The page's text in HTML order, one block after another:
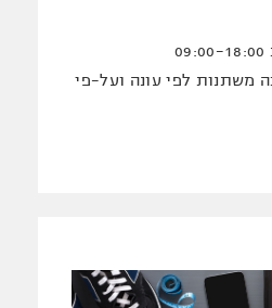
משתנות לפי עונה ועל-פי